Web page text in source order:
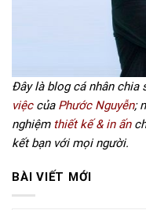
Đây là blog cá nhân chia
việccủa Phước Nguyễn;
nghiệm thiết kế & in ấn
kết bạn với mọi người.
BÀI VIẾT MỚI